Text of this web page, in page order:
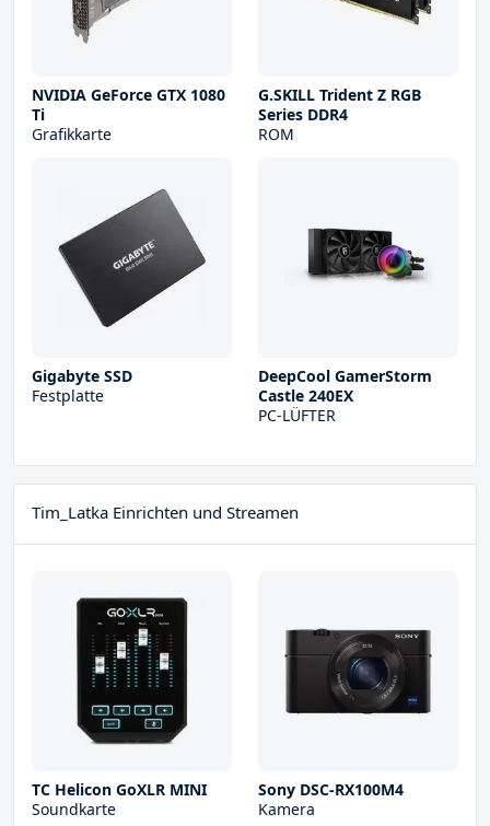
NVIDIA GeForce GTX 1080
Ti
Grafikkarte
G.SKILL Trident Z RGB
Series DDR4
ROM
Gigabyte SSD
Festplatte
DeepCool GamerStorm
Castle 240EX
PC-LÜFTER
Tim_Latka Einrichten und Streamen
TC Helicon GoXLR MINI
Soundkarte
Sony DSC-RX100M4
Kamera